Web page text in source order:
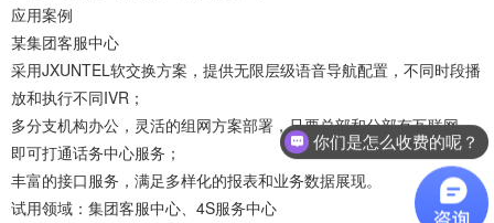
应用案例
某集团客服中心
采用JXUNTEL软交换方案，提供无限层级语音导航配置，不同时段播
放和执行不同IVR；
多分支机构办公，灵活的组网方案部署，只要总部和分部有互联网，
即可打通话务中心服务；
丰富的接口服务，满足多样化的报表和业务数据展现。
试用领域：集团客服中心、4S服务中心
你们是怎么收费的呢？